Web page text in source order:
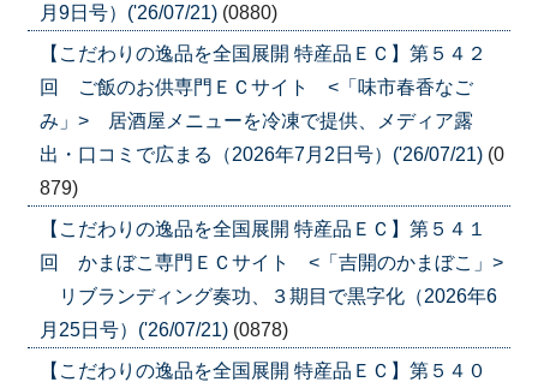
月9日号）('26/07/21) (0880)
【こだわりの逸品を全国展開 特産品ＥＣ】第５４２
回 ご飯のお供専門ＥＣサイト <「味市春香なご
み」> 居酒屋メニューを冷凍で提供、メディア露
出・口コミで広まる（2026年7月2日号）('26/07/21) (0
879)
【こだわりの逸品を全国展開 特産品ＥＣ】第５４１
回 かまぼこ専門ＥＣサイト <「吉開のかまぼこ」>
リブランディング奏功、３期目で黒字化（2026年6
月25日号）('26/07/21) (0878)
【こだわりの逸品を全国展開 特産品ＥＣ】第５４０